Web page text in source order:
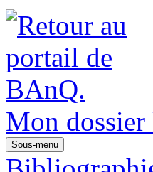
Mon dossier
Sous-menu